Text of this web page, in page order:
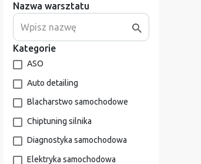
Nazwa warsztatu
Kategorie
ASO
Auto detailing
Blacharstwo samochodowe
Chiptuning silnika
Diagnostyka samochodowa
Elektryka samochodowa